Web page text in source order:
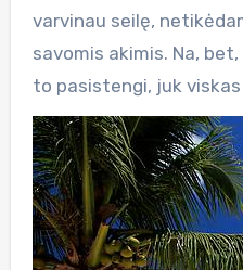
varvinau seilę,
savomis akimis. Na,
to pasistengi, juk